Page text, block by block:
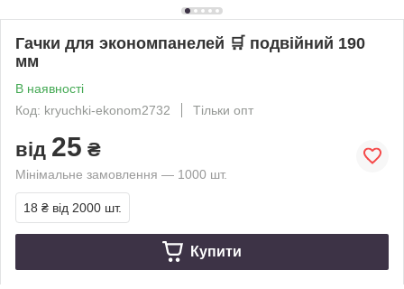
Гачки для экономпанелей 🛒 подвійний 190
мм
В наявності
Код: kryuchki-ekonom2732
Тільки опт
від 25 ₴
Мінімальне замовлення — 1000 шт.
18 ₴ від 2000 шт.
Купити